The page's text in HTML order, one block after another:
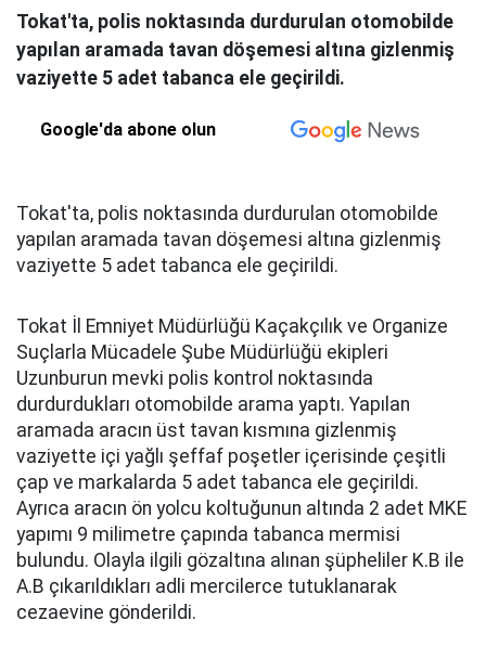
Tokat'ta, polis noktasında durdurulan otomobilde
yapılan aramada tavan döşemesi altına gizlenmiş
vaziyette 5 adet tabanca ele geçirildi.
Google'da abone olun
Tokat'ta, polis noktasında durdurulan otomobilde
yapılan aramada tavan döşemesi altına gizlenmiş
vaziyette 5 adet tabanca ele geçirildi.
Tokat İl Emniyet Müdürlüğü Kaçakçılık ve Organize
Suçlarla Mücadele Şube Müdürlüğü ekipleri
Uzunburun mevki polis kontrol noktasında
durdurdukları otomobilde arama yaptı. Yapılan
aramada aracın üst tavan kısmına gizlenmiş
vaziyette içi yağlı şeffaf poşetler içerisinde çeşitli
çap ve markalarda 5 adet tabanca ele geçirildi.
Ayrıca aracın ön yolcu koltuğunun altında 2 adet MKE
yapımı 9 milimetre çapında tabanca mermisi
bulundu. Olayla ilgili gözaltına alınan şüpheliler K.B ile
A.B çıkarıldıkları adli mercilerce tutuklanarak
cezaevine gönderildi.